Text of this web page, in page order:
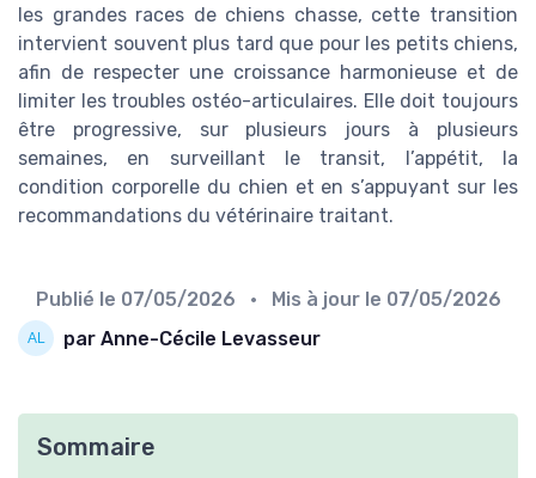
les grandes races de chiens chasse, cette transition
intervient souvent plus tard que pour les petits chiens,
afin de respecter une croissance harmonieuse et de
limiter les troubles ostéo-articulaires. Elle doit toujours
être progressive, sur plusieurs jours à plusieurs
semaines, en surveillant le transit, l’appétit, la
condition corporelle du chien et en s’appuyant sur les
recommandations du vétérinaire traitant.
Publié le 07/05/2026 • Mis à jour le 07/05/2026
par Anne-Cécile Levasseur
Sommaire